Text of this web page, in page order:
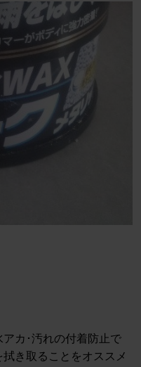
カ･汚れの付着防止で
き取ることをオススメ